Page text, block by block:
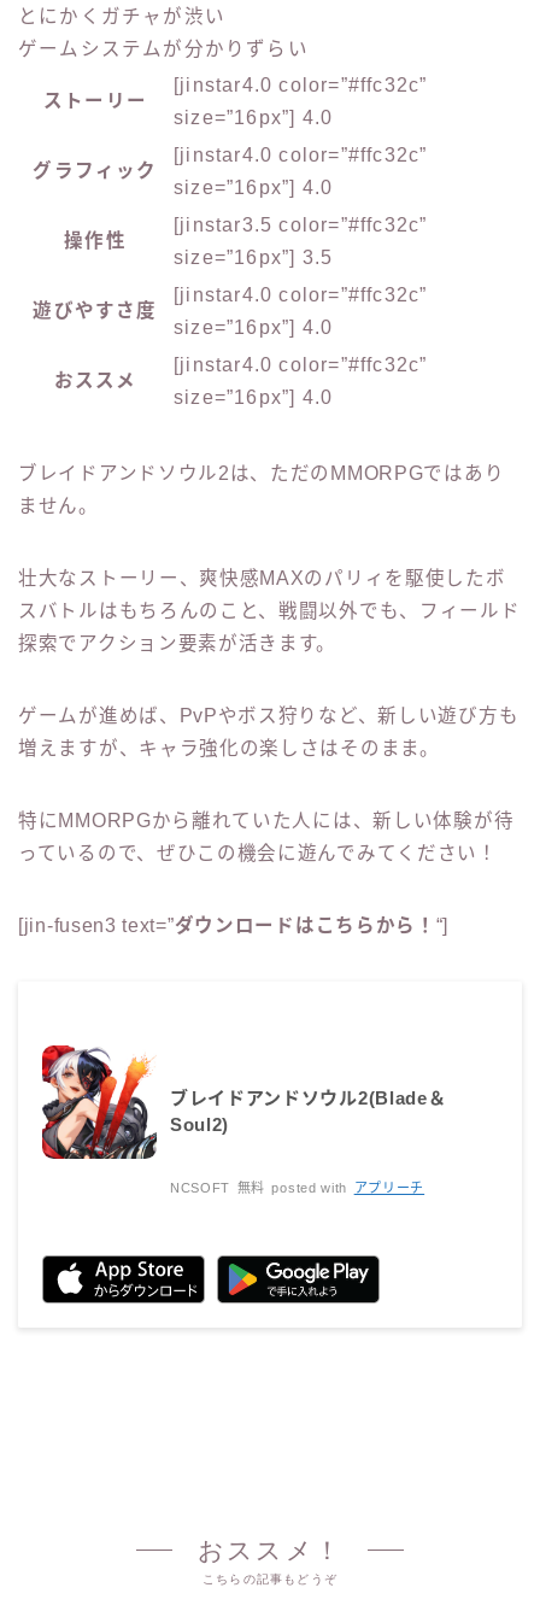
とにかくガチャが渋い
ゲームシステムが分かりずらい
ストーリー
[jinstar4.0 color=”#ffc32c”
size=”16px”] 4.0
グラフィック
[jinstar4.0 color=”#ffc32c”
size=”16px”] 4.0
操作性
[jinstar3.5 color=”#ffc32c”
size=”16px”] 3.5
遊びやすさ度
[jinstar4.0 color=”#ffc32c”
size=”16px”] 4.0
おススメ
[jinstar4.0 color=”#ffc32c”
size=”16px”] 4.0
ブレイドアンドソウル2は、ただのMMORPGではあり
ません。
壮大なストーリー、爽快感MAXのパリィを駆使したボ
スバトルはもちろんのこと、戦闘以外でも、フィールド
探索でアクション要素が活きます。
ゲームが進めば、PvPやボス狩りなど、新しい遊び方も
増えますが、キャラ強化の楽しさはそのまま。
特にMMORPGから離れていた人には、新しい体験が待
っているので、ぜひこの機会に遊んでみてください！
[jin-fusen3 text=”ダウンロードはこちらから！ “]
ブレイドアンドソウル2(Blade＆
Soul2)
NCSOFT 無料 posted with アプリーチ
おススメ！
こちらの記事もどうぞ